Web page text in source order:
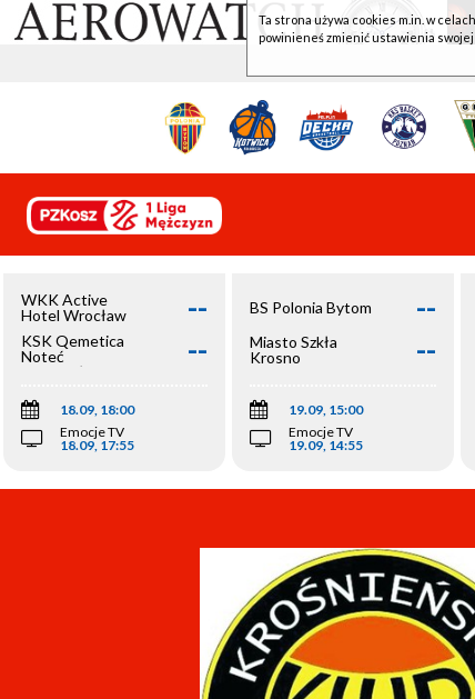
WKK Active
Hotel Wrocław
--
KSK Qemetica
Noteć
Inowrocław
--
18.09, 18:00
Emocje TV
18.09, 17:55
BS Polonia Bytom --
Miasto Szkła
Krosno
--
19.09, 15:00
Emocje TV
19.09, 14:55
Ta strona używa cookies m.in. w
powinieneś zmienić ustawienia swojej